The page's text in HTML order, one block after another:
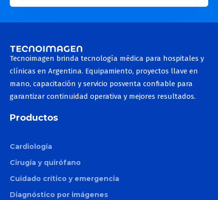
Tecnoimagen brinda tecnología médica para hospitales y
clínicas en Argentina. Equipamiento, proyectos llave en
mano, capacitación y servicio posventa confiable para
garantizar continuidad operativa y mejores resultados.
Productos
Cardiología
Cirugía y quirófano
Cuidado crítico y emergencia
Diagnóstico por imágenes